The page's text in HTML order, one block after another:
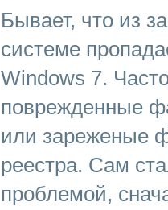
Бывает, что из
системе
Windows 7.
поврежденные
или зареженые
реестра. Сам
проблемой,